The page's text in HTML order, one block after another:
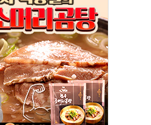
원 구조
관측
발효
38도 넘으면 중단